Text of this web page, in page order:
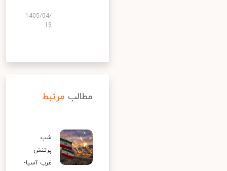
1405/04/
19
مطالب مرتبط
شب
پرتنش
غرب آسیا؛